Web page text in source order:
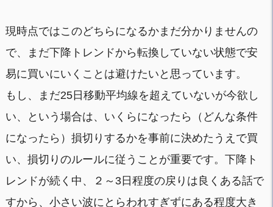
現時点ではこのどちらになるかまだ分かりませんの
で、まだ下降トレンドから転換していない状態で安
易に買いにいくことは避けたいと思っています。
もし、まだ25日移動平均線を超えていないが今欲し
い、という場合は、いくらになったら（どんな条件
になったら）損切りするかを事前に決めたうえで買
い、損切りのルールに従うことが重要です。下降ト
レンドが続く中、２～3日程度の戻りは良くある話で
すから、小さい波にとらわれすぎずにある程度大き